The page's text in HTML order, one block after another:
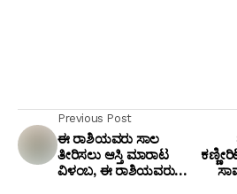
Previous Post
ಈ ರಾಶಿಯವರು ಸಾಲ
ತೀರಿಸಲು ಆಸ್ತಿ ಮಾರಾಟ
ವಿಳಂಬ, ಈ ರಾಶಿಯವರು